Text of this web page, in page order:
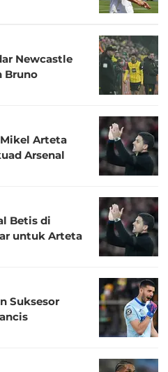
Newcastle
Bruno
Mikel Arteta
Arsenal
Betis di
untuk Arteta
Suksesor